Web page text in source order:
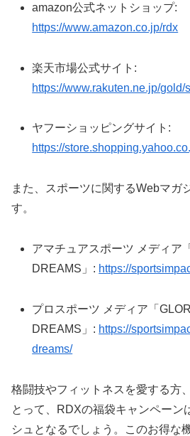
amazon公式ネットショップ:
https://www.amazon.co.jp/rdx
楽天市場公式サイト:
https://www.rakuten.ne.jp/gold/
ヤフーショッピングサイト:
https://
また、スポーツに関するWebマガ
す。
アマチュアスポーツ メディア
DREAMS」: https://
プロスポーツ メディア「
DREAMS」: https://
dreams/
格闘技やフィットネスを愛する方
とって、RDXの福袋キャンペーン
シュとなるでしょう。このお得な